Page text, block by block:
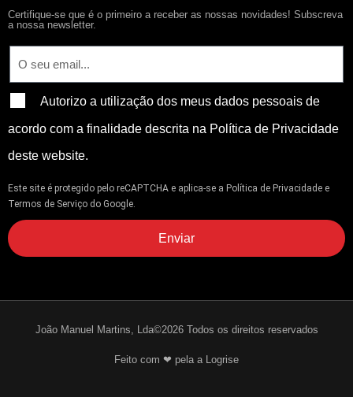
Certifique-se que é o primeiro a receber as nossas novidades! Subscreva
a nossa newsletter.
Autorizo a utilização dos meus dados pessoais de
acordo com a finalidade descrita na Política de Privacidade
deste website.
Este site é protegido pelo reCAPTCHA e aplica-se a Política de Privacidade e
Termos de Serviço do Google.
Enviar
João Manuel Martins, Lda©2026 Todos os direitos reservados
Feito com ❤ pela a Logrise